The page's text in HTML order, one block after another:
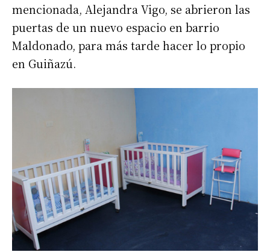
mencionada, Alejandra Vigo, se abrieron las
puertas de un nuevo espacio en barrio
Maldonado, para más tarde hacer lo propio
en Guiñazú.